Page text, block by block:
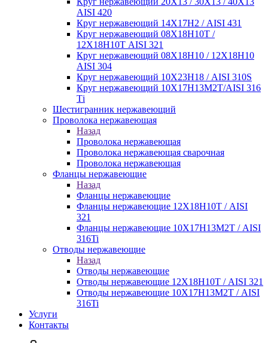
AISI 420
Круг нержавеющий 14Х17Н2 / AISI 431
Круг нержавеющий 08Х18Н10Т /
12Х18Н10Т AISI 321
Круг нержавеющий 08Х18Н10 / 12Х18Н10
AISI 304
Круг нержавеющий 10Х23Н18 / AISI 310S
Круг нержавеющий 10Х17Н13М2Т/AISI 316
Тi
Шестигранник нержавеющий
Проволока нержавеющая
Назад
Проволока нержавеющая
Проволока нержавеющая сварочная
Проволока нержавеющая
Фланцы нержавеющие
Назад
Фланцы нержавеющие
Фланцы нержавеющие 12Х18Н10Т / AISI
321
Фланцы нержавеющие 10Х17Н13М2Т / AISI
316Ti
Отводы нержавеющие
Назад
Отводы нержавеющие
Отводы нержавеющие 12Х18Н10Т / AISI 321
Отводы нержавеющие 10Х17Н13М2Т / AISI
316Ti
Услуги
Контакты